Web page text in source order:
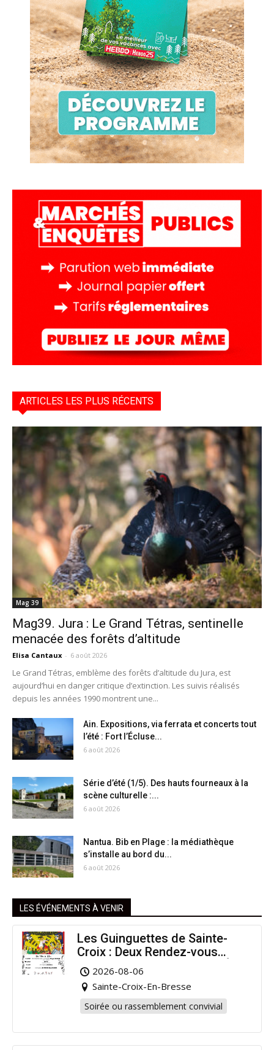
ARTICLES LES PLUS RÉCENTS
Mag 39
Mag39. Jura : Le Grand Tétras, sentinelle
menacée des forêts d’altitude
Elisa Cantaux - 6 août 2026
Le Grand Tétras, emblème des forêts d’altitude du Jura, est
aujourd’hui en danger critique d’extinction. Les suivis réalisés
depuis les années 1990 montrent une...
Ain. Expositions, via ferrata et concerts tout
l’été : Fort l’Écluse...
6 août 2026
Série d’été (1/5). Des hauts fourneaux à la
scène culturelle :...
6 août 2026
Nantua. Bib en Plage : la médiathèque
s’installe au bord du...
6 août 2026
LES ÉVÉNEMENTS À VENIR
Les Guinguettes de Sainte-
Croix : Deux Rendez-vous
Dansants pour Prolonger l’Été
!
2026-08-06
Sainte-Croix-En-Bresse
Soirée ou rassemblement convivial